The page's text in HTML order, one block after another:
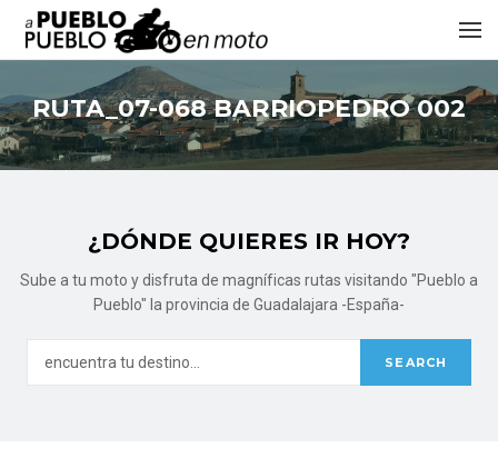
RUTA_07-068 BARRIOPEDRO 002
¿DÓNDE QUIERES IR HOY?
Sube a tu moto y disfruta de magníficas rutas visitando "Pueblo a
Pueblo" la provincia de Guadalajara -España-